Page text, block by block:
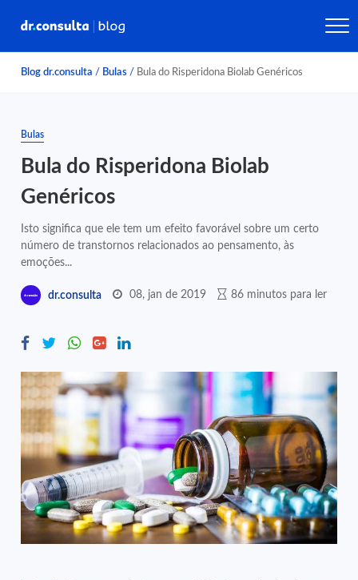
Blog dr.consulta / Bulas / Bula do Risperidona Biolab Genéricos
Bulas
Bula do Risperidona Biolab
Genéricos
Isto significa que ele tem um efeito favorável sobre um certo
número de transtornos relacionados ao pensamento, às
emoções...
dr.consulta 08, jan de 2019 86 minutos para ler